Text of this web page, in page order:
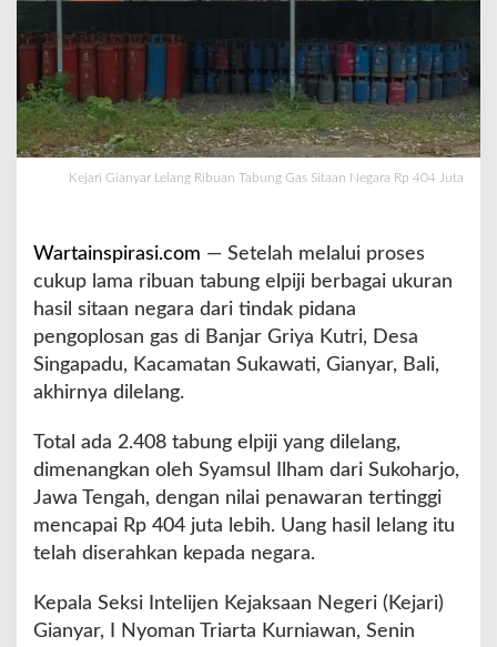
R
i
u
a
n
T
n
g
G
s
S
i
a
a
n
N
e
g
a
R
Kejari Gianyar Lelang Ribuan Tabung Gas Sitaan Negara Rp 404 Juta
Wartainspirasi.com — Setelah melalui proses
cukup lama ribuan tabung elpiji berbagai ukuran
hasil sitaan negara dari tindak pidana
pengoplosan gas di Banjar Griya Kutri, Desa
Singapadu, Kacamatan Sukawati, Gianyar, Bali,
akhirnya dilelang.
Total ada 2.408 tabung elpiji yang dilelang,
dimenangkan oleh Syamsul Ilham dari Sukoharjo,
Jawa Tengah, dengan nilai penawaran tertinggi
mencapai Rp 404 juta lebih. Uang hasil lelang itu
telah diserahkan kepada negara.
Kepala Seksi Intelijen Kejaksaan Negeri (Kejari)
Gianyar, I Nyoman Triarta Kurniawan, Senin